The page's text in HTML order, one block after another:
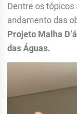
Dentre os
andamento das
Projeto Malha
das Águas.